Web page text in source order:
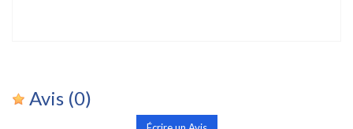
Avis (0)